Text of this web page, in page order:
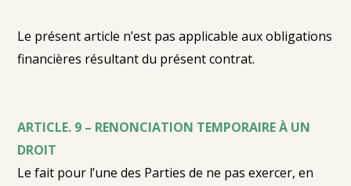
Le présent article n’est pas applicable aux obligations
financières résultant du présent contrat.
ARTICLE. 9 – RENONCIATION TEMPORAIRE À UN
DROIT
Le fait pour l’une des Parties de ne pas exercer, en